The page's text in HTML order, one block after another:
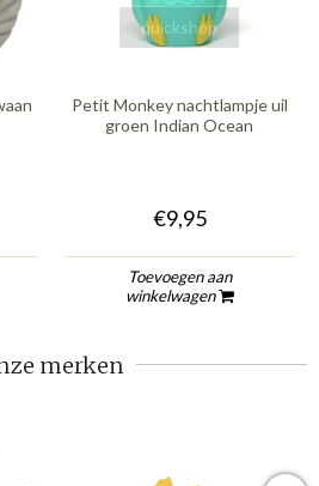
quickshop
Petit Monkey nachtlampje uil
groen Indian Ocean
€9,95
Toevoegen aan
winkelwagen
merken